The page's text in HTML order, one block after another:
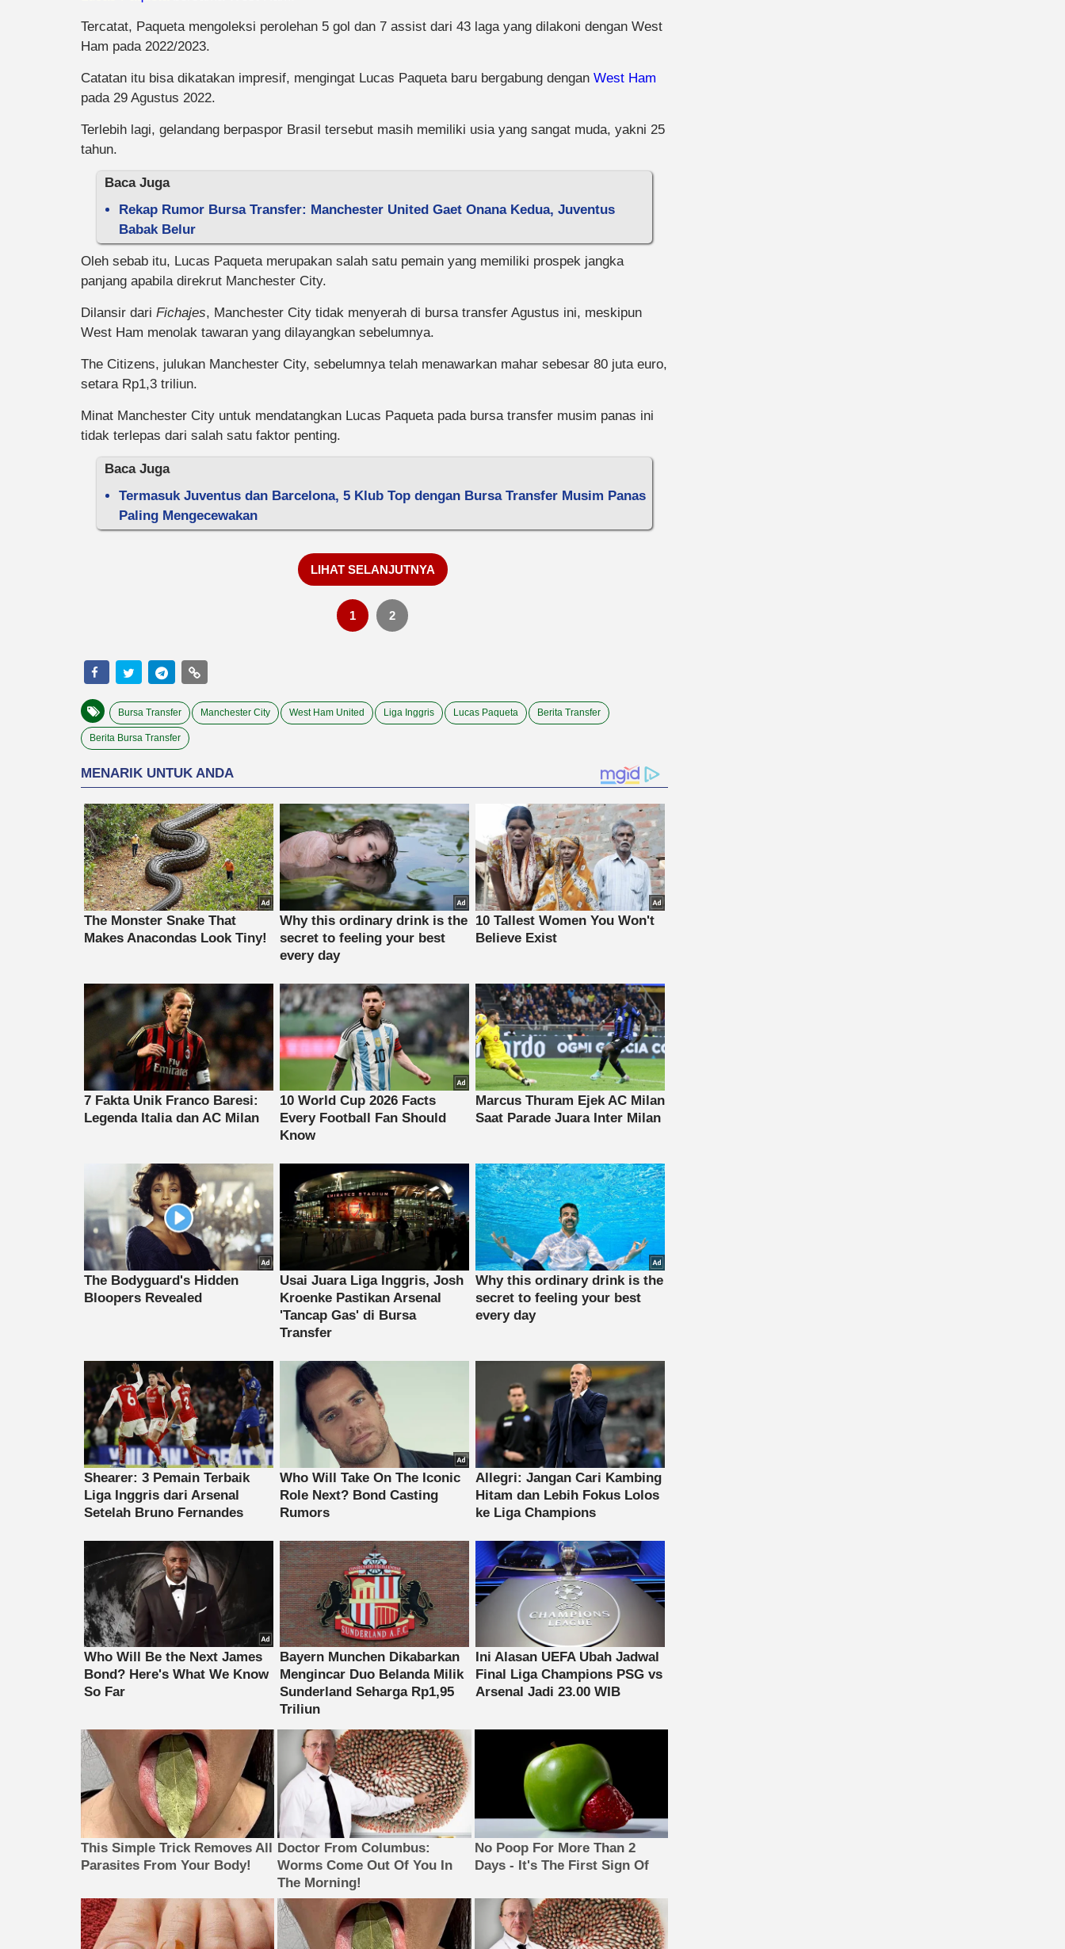
Tercatat, Paqueta mengoleksi perolehan 5 gol dan 7 assist dari 43 laga yang dilakoni dengan West
Ham pada 2022/2023.
Catatan itu bisa dikatakan impresif, mengingat Lucas Paqueta baru bergabung dengan West Ham
pada 29 Agustus 2022.
Terlebih lagi, gelandang berpaspor Brasil tersebut masih memiliki usia yang sangat muda, yakni 25
tahun.
Baca Juga
Rekap Rumor Bursa Transfer: Manchester United Gaet Onana Kedua, Juventus
Babak Belur
Oleh sebab itu, Lucas Paqueta merupakan salah satu pemain yang memiliki prospek jangka
panjang apabila direkrut Manchester City.
Dilansir dari Fichajes, Manchester City tidak menyerah di bursa transfer Agustus ini, meskipun
West Ham menolak tawaran yang dilayangkan sebelumnya.
The Citizens, julukan Manchester City, sebelumnya telah menawarkan mahar sebesar 80 juta euro,
setara Rp1,3 triliun.
Minat Manchester City untuk mendatangkan Lucas Paqueta pada bursa transfer musim panas ini
tidak terlepas dari salah satu faktor penting.
Baca Juga
Termasuk Juventus dan Barcelona, 5 Klub Top dengan Bursa Transfer Musim Panas
Paling Mengecewakan
LIHAT SELANJUTNYA
1 2
Bursa Transfer Manchester City West Ham United Liga Inggris Lucas Paqueta Berita Transfer
Berita Bursa Transfer
This Simple Trick Removes All
Parasites From Your Body!
Doctor From Columbus:
Worms Come Out Of You In
The Morning!
No Poop For More Than 2
Days - It's The First Sign Of